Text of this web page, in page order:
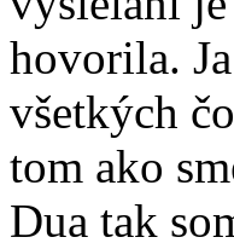
hovorila.
všetkých
tom ako
Dua tak